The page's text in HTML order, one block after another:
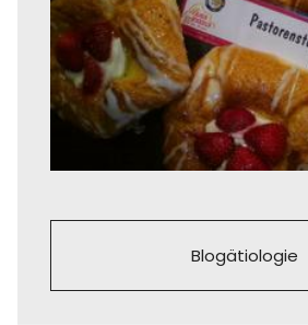
Blogätiologie